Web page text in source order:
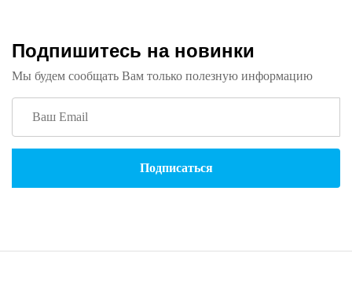
Подпишитесь на новинки
Мы будем сообщать Вам только полезную информацию